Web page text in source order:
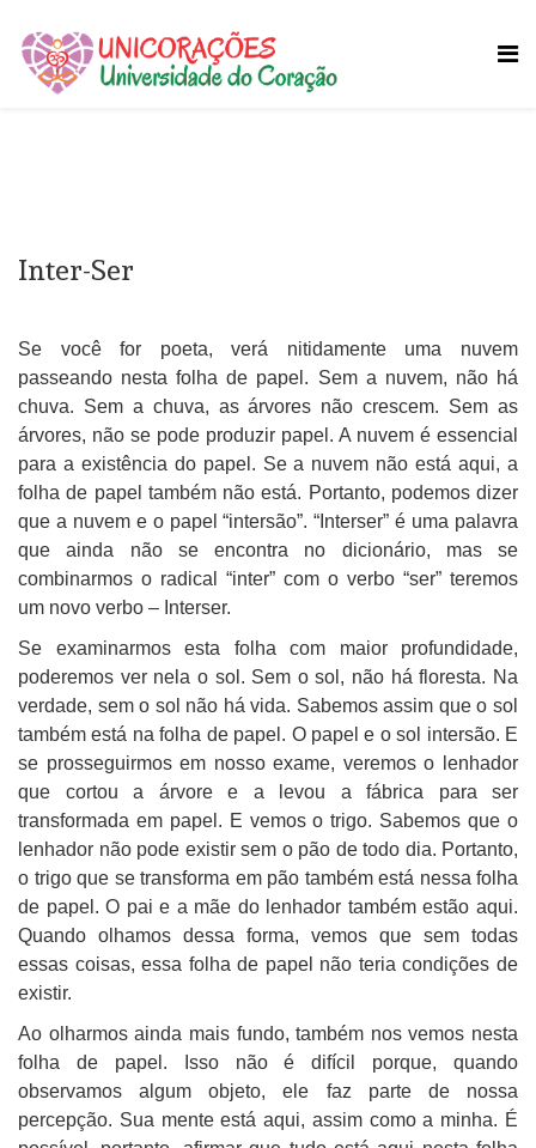
Inter-Ser
Se você for poeta, verá nitidamente uma nuvem
passeando nesta folha de papel. Sem a nuvem, não há
chuva. Sem a chuva, as árvores não crescem. Sem as
árvores, não se pode produzir papel. A nuvem é essencial
para a existência do papel. Se a nuvem não está aqui, a
folha de papel também não está. Portanto, podemos dizer
que a nuvem e o papel “intersão”. “Interser” é uma palavra
que ainda não se encontra no dicionário, mas se
combinarmos o radical “inter” com o verbo “ser” teremos
um novo verbo – Interser.
Se examinarmos esta folha com maior profundidade,
poderemos ver nela o sol. Sem o sol, não há floresta. Na
verdade, sem o sol não há vida. Sabemos assim que o sol
também está na folha de papel. O papel e o sol intersão. E
se prosseguirmos em nosso exame, veremos o lenhador
que cortou a árvore e a levou a fábrica para ser
transformada em papel. E vemos o trigo. Sabemos que o
lenhador não pode existir sem o pão de todo dia. Portanto,
o trigo que se transforma em pão também está nessa folha
de papel. O pai e a mãe do lenhador também estão aqui.
Quando olhamos dessa forma, vemos que sem todas
essas coisas, essa folha de papel não teria condições de
existir.
Ao olharmos ainda mais fundo, também nos vemos nesta
folha de papel. Isso não é difícil porque, quando
observamos algum objeto, ele faz parte de nossa
percepção. Sua mente está aqui, assim como a minha. É